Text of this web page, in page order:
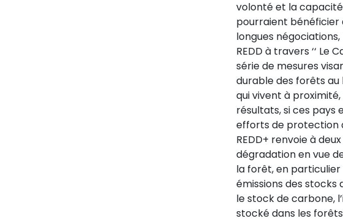
volonté et la
pourraient bénéficier
longues
REDD à travers ‘‘ Le
série de mesures
durable des forêts
qui vivent à
résultats, si ces
efforts de protection
REDD+ renvoie à
dégradation en vue
la forêt, en
émissions des stocks
le stock de carbone,
stocké dans les